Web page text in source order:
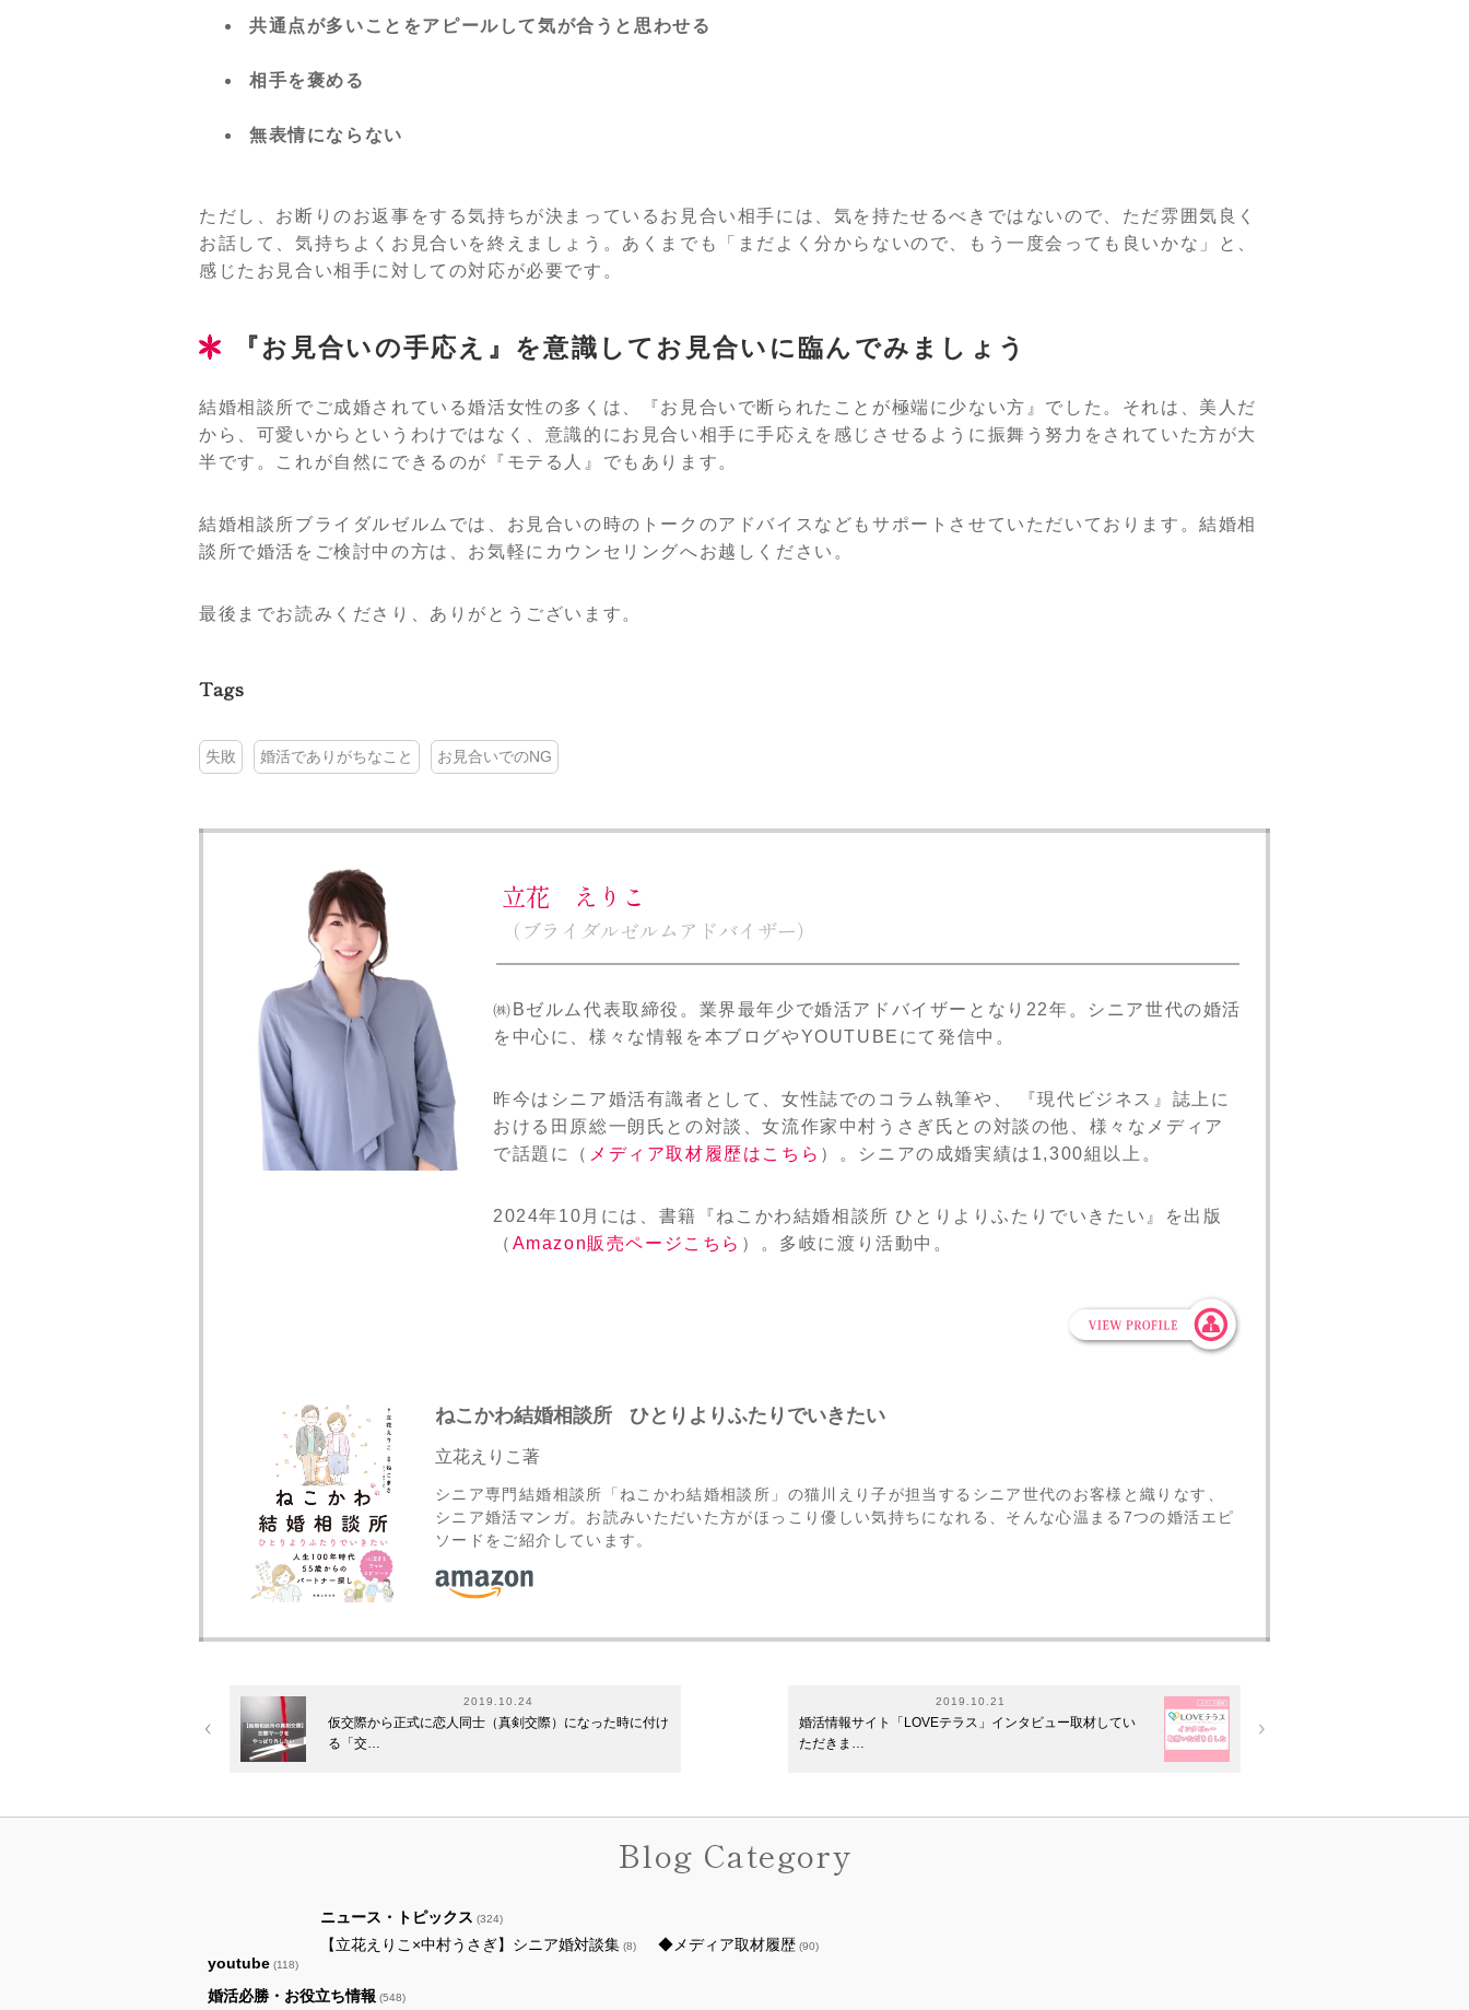
共通点が多いことをアピールして気が合うと思わせる
相手を褒める
無表情にならない
ただし、お断りのお返事をする気持ちが決まっているお見合い相手には、気を持たせるべきではないので、ただ雰囲気良く
お話して、気持ちよくお見合いを終えましょう。あくまでも「まだよく分からないので、もう一度会っても良いかな」と、
感じたお見合い相手に対しての対応が必要です。
『お見合いの手応え』を意識してお見合いに臨んでみましょう
結婚相談所でご成婚されている婚活女性の多くは、『お見合いで断られたことが極端に少ない方』でした。それは、美人だ
から、可愛いからというわけではなく、意識的にお見合い相手に手応えを感じさせるように振舞う努力をされていた方が大
半です。これが自然にできるのが『モテる人』でもあります。
結婚相談所ブライダルゼルムでは、お見合いの時のトークのアドバイスなどもサポートさせていただいております。結婚相
談所で婚活をご検討中の方は、お気軽にカウンセリングへお越しください。
最後までお読みくださり、ありがとうございます。
Tags
失敗 婚活でありがちなこと お見合いでのNG
立花 えりこ
（ブライダルゼルムアドバイザー）
㈱Bゼルム代表取締役。業界最年少で婚活アドバイザーとなり22年。シニア世代の婚活
を中心に、様々な情報を本ブログやYOUTUBEにて発信中。
昨今はシニア婚活有識者として、女性誌でのコラム執筆や、 『現代ビジネス』誌上に
おける田原総一朗氏との対談、女流作家中村うさぎ氏との対談の他、様々なメディア
で話題に（ メディア取材履歴はこちら ）。シニアの成婚実績は1,300組以上。
2024年10月には、書籍『ねこかわ結婚相談所 ひとりよりふたりでいきたい』を出版
（ Amazon販売ページこちら ）。多岐に渡り活動中。
ねこかわ結婚相談所 ひとりよりふたりでいきたい
立花えりこ著
シニア専門結婚相談所「ねこかわ結婚相談所」の猫川えり子が担当するシニア世代のお客様と織りなす、
シニア婚活マンガ。お読みいただいた方がほっこり優しい気持ちになれる、そんな心温まる7つの婚活エピ
ソードをご紹介しています。
2019.10.24
仮交際から正式に恋人同士（真剣交際）になった時に付け
る「交…
2019.10.21
婚活情報サイト「LOVEテラス」インタビュー取材してい
ただきま…
Blog Category
youtube (118)
ニュース・トピックス (324)
【立花えりこ×中村うさぎ】シニア婚対談集 (8) ◆メディア取材履歴 (90)
婚活必勝・お役立ち情報 (548)